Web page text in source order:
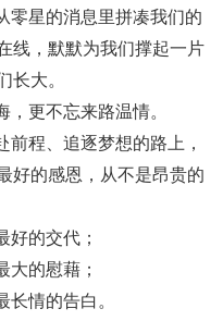
零星的消息里拼凑我们的
线，默默为我们撑起一片
长大。
更不忘来路温情。
程、追逐梦想的路上，
好的感恩，从不是昂贵的
好的交代；
大的慰藉；
情的告白。